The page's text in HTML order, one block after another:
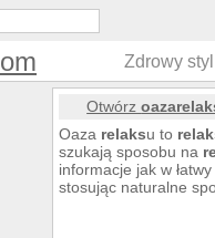
Zdrowy
Otwórz
Oaza relaksu to
szukają sposobu na
informacje jak w
stosując naturalne